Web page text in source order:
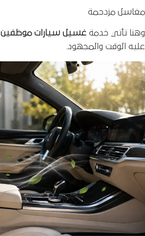
مغاسل مزدحمة
وهنا تأتي خدمة غسيل سيارات موظفين
عليه الوقت والمجهود.